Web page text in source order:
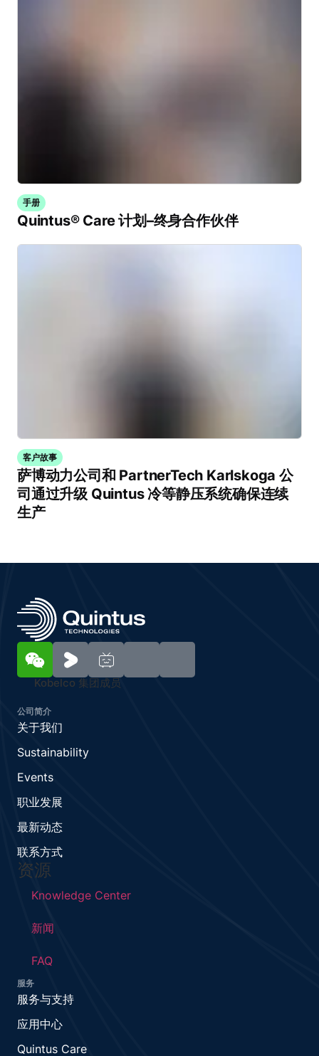
手册
Quintus® Care 计划–终身合作伙伴
客户故事
萨博动力公司和 PartnerTech Karlskoga 公
司通过升级 Quintus 冷等静压系统确保连续
生产
Kobelco 集团成员
公司简介
关于我们
Sustainability
Events
职业发展
最新动态
联系方式
资源
Knowledge Center
新闻
FAQ
服务
服务与支持
应用中心
Quintus Care